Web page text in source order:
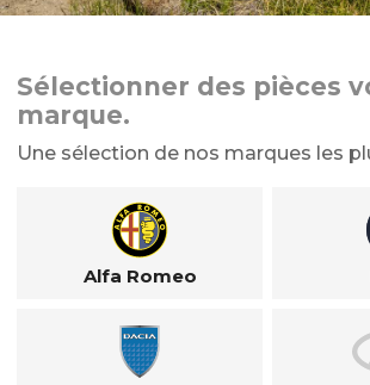
Sélectionner des pièces
marque.
Une sélection de nos marques les
Alfa Romeo